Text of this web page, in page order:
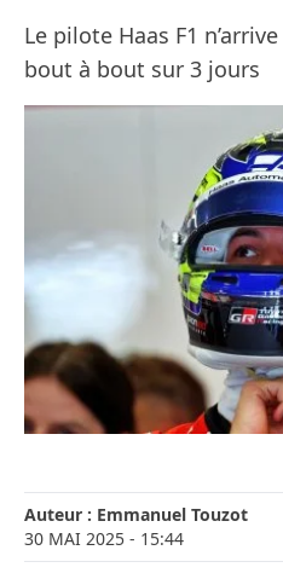
Le pilote Haas F1
bout à bout sur 3 jours
Auteur : Emmanuel Touzot
30 MAI 2025 - 15:44